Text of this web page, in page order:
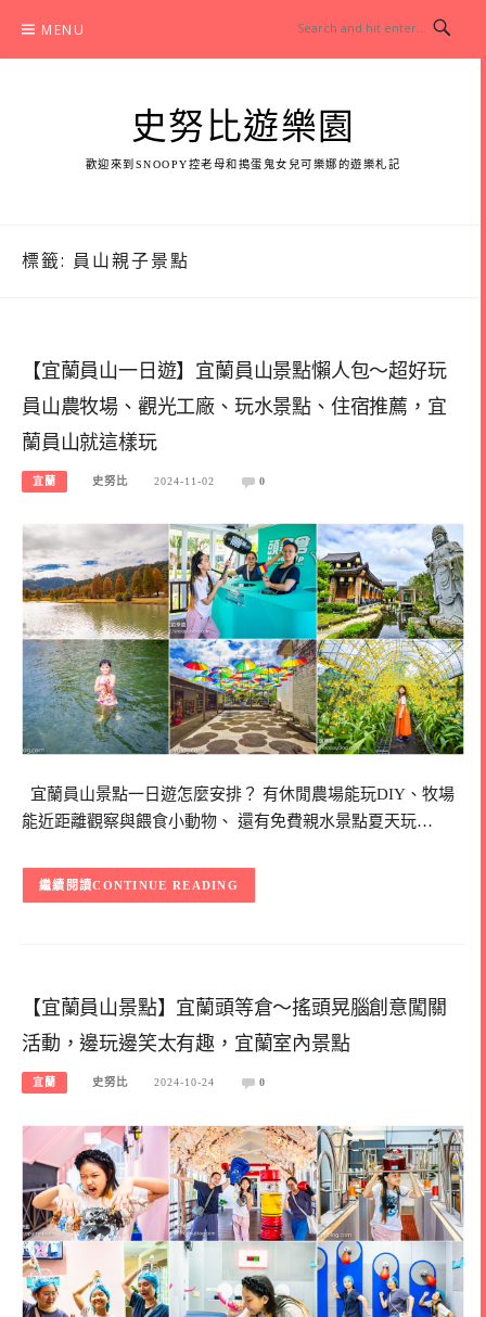
content
MENU
史努比遊樂園
歡迎來到SNOOPY控老母和搗蛋鬼女兒可樂娜的遊樂札記
標籤: 員山親子景點
【宜蘭員山一日遊】宜蘭員山景點懶人包～超好玩
員山農牧場、觀光工廠、玩水景點、住宿推薦，宜
蘭員山就這樣玩
宜蘭 史努比 2024-11-02 0
宜蘭員山景點一日遊怎麼安排？ 有休閒農場能玩DIY、牧場
能近距離觀察與餵食小動物、 還有免費親水景點夏天玩…
CONTINUE READING
【宜蘭員山景點】宜蘭頭等倉～搖頭晃腦創意闖關
活動，邊玩邊笑太有趣，宜蘭室內景點
宜蘭 史努比 2024-10-24 0